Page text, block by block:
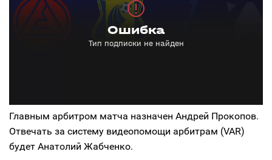
Главным арбитром матча назначен Андрей Прокопов.
Отвечать за систему видеопомощи арбитрам (VAR)
будет Анатолий Жабченко.